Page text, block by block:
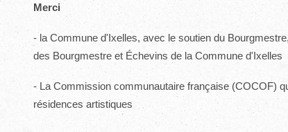
Merci
- la Commune d'Ixelles, avec le soutien du
des Bourgmestre et Échevins de la Commune d'Ixelles
- La Commission communautaire française (COCOF)
résidences artistiques